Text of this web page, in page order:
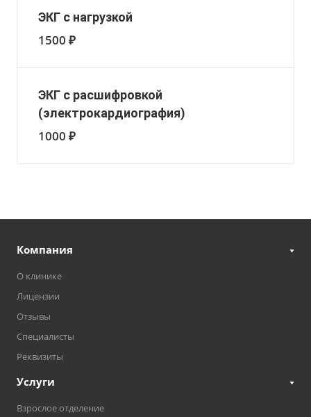
ЭКГ с нагрузкой
1500 ₽
ЭКГ с расшифровкой
(электрокардиография)
1000 ₽
Компания
О клинике
Лицензии
Отзывы
Специалисты
Реквизиты
Услуги
Взрослое отделение